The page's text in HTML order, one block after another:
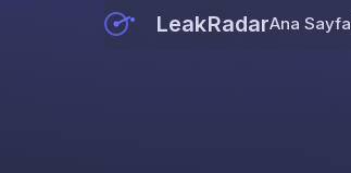
LeakRadarAna Sayfa